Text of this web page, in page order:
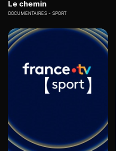
Le chemin
DOCUMENTAIRES SPORT